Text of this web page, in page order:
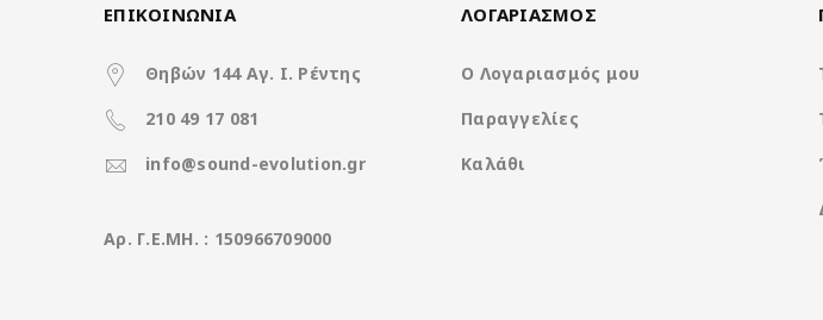
Χαρακτηριστικά
Operation System
Rockchip
ΕΠΙΚΟΙΝΩΝΙΑ
Θηβών 144 Αγ. Ι. Ρέντης
210 49 17 081
info@sound-evolution.gr
Aρ. Γ.Ε.ΜΗ. : 150966709000
ΛΟΓΑΡΙΑΣΜΟΣ
Ο Λογαριασμός μου
Παραγγελίες
Καλάθι